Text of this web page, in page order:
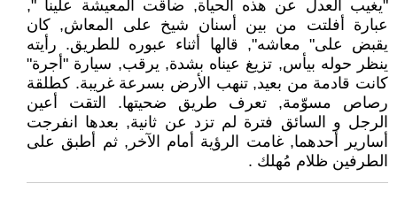
"يغيب العدل عن هذه الحياة, ضاقت المعيشة علينا ",
عبارة أفلتت من بين أسنان شيخ على المعاش, كان
يقبض على" معاشه", قالها أثناء عبوره للطريق. رأيته
ينظر حوله بيأس, تزيغ عيناه بشدة, يرقب, سيارة "أجرة"
كانت قادمة من بعيد, تنهب الأرض بسرعة غريبة. كطلقة
رصاص مسوّمة, تعرف طريق ضحيتها. التقت أعين
الرجل و السائق فترة لم تزد عن ثانية, بعدها انفرجت
أسارير أحدهما, غامت الرؤية أمام الآخر, ثم أطبق على
الطرفين ظلام مُهلك .